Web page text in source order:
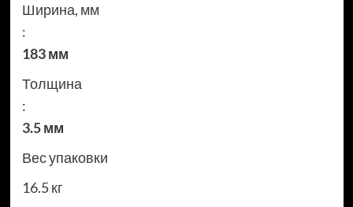
Ширина, мм
:
183 мм
Толщина
:
3.5 мм
Вес упаковки
16.5 кг